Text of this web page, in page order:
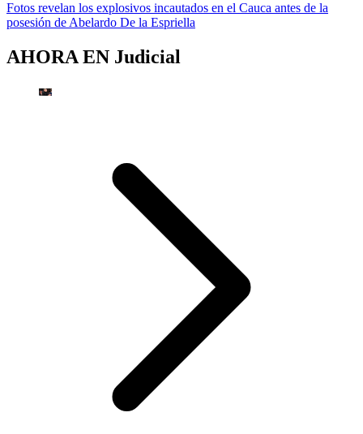
Fotos revelan los explosivos incautados en el Cauca antes de la
posesión de Abelardo De la Espriella
AHORA EN Judicial